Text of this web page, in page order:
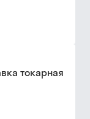
токарная